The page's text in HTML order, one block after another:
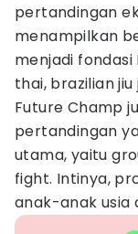
pertandingan
menampilkan
menjadi
thai, brazilian
Future Champ
pertandingan
utama, yaitu
fight. Intinya,
anak-anak usia